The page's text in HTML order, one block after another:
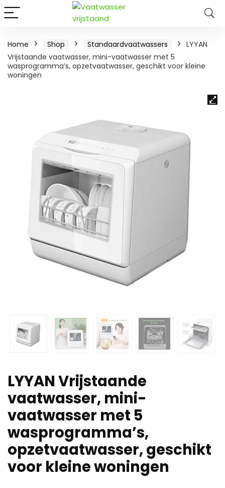
Home Shop Standaardvaatwassers
LYYAN
Vrijstaande vaatwasser, mini-vaatwasser met 5
wasprogramma’s, opzetvaatwasser, geschikt voor kleine
woningen
LYYAN Vrijstaande
vaatwasser, mini-
vaatwasser met 5
wasprogramma’s,
opzetvaatwasser, geschikt
voor kleine woningen